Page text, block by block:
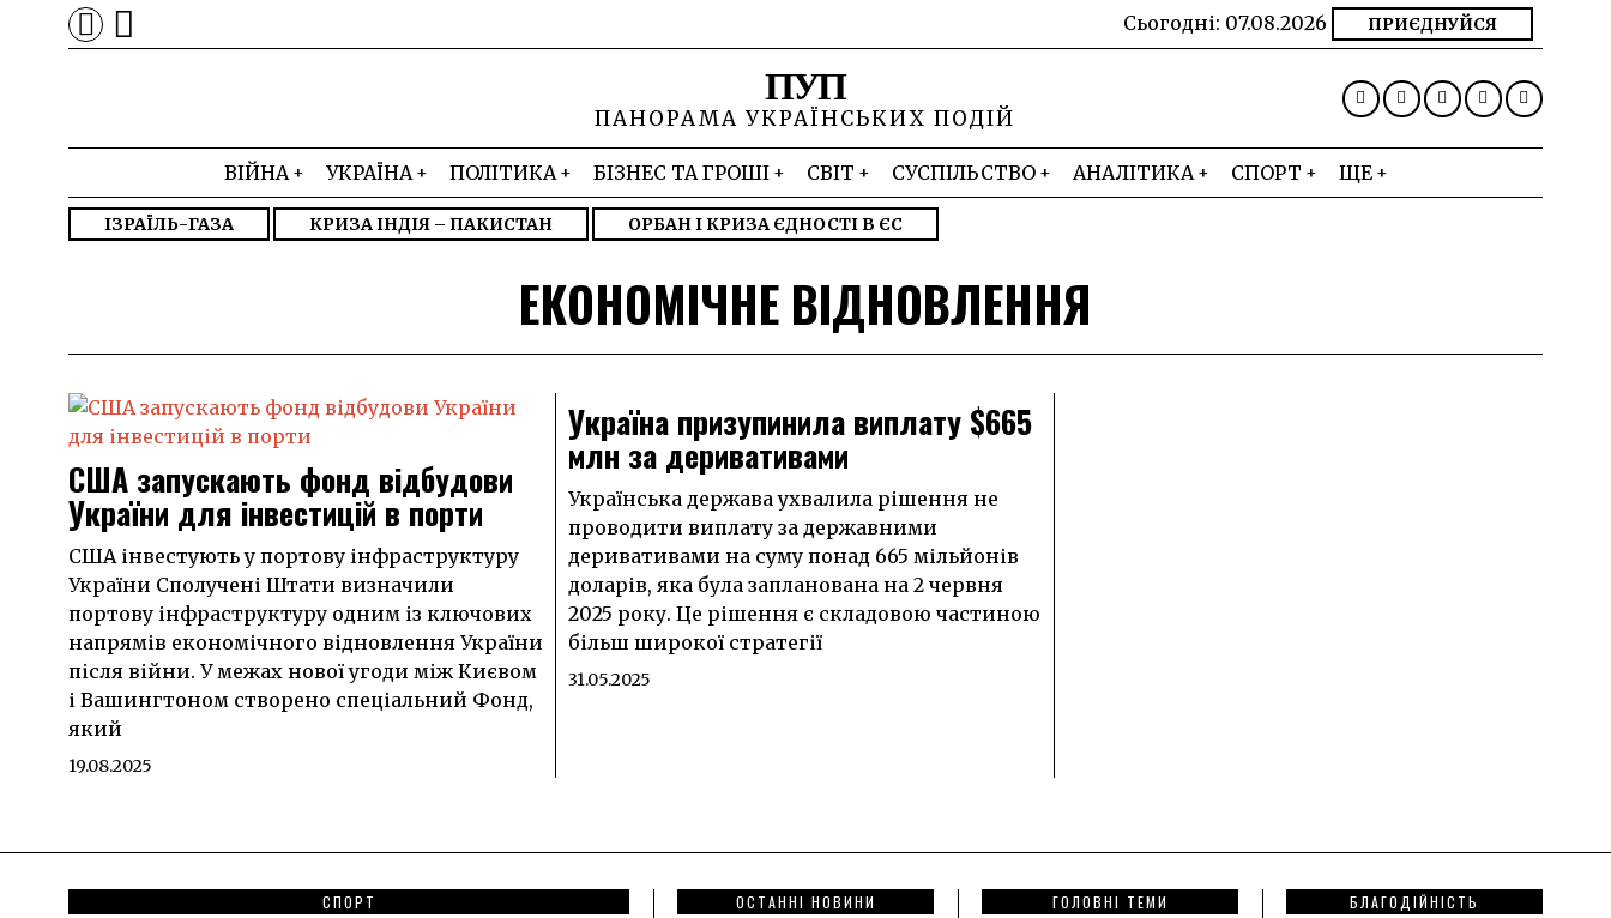
Сьогодні: 07.08.2026 ПРИЄДНУЙСЯ
ПУП
ПАНОРАМА УКРАЇНСЬКИХ ПОДІЙ
ВІЙНА УКРАЇНА ПОЛІТИКА БІЗНЕС ТА ГРОШІ СВІТ СУСПІЛЬСТВО АНАЛІТИКА СПОРТ ЩЕ
ІЗРАЇЛЬ-ГАЗА КРИЗА ІНДІЯ – ПАКИСТАН ОРБАН І КРИЗА ЄДНОСТІ В ЄС
ЕКОНОМІЧНЕ ВІДНОВЛЕННЯ
США запускають фонд відбудови
України для інвестицій в порти
США інвестують у портову інфраструктуру
України Сполучені Штати визначили
портову інфраструктуру одним із ключових
напрямів економічного відновлення України
після війни. У межах нової угоди між Києвом
і Вашингтоном створено спеціальний Фонд,
який
19.08.2025
Україна призупинила виплату $665
млн за деривативами
Українська держава ухвалила рішення не
проводити виплату за державними
деривативами на суму понад 665 мільйонів
доларів, яка була запланована на 2 червня
2025 року. Це рішення є складовою частиною
більш широкої стратегії
31.05.2025
СПОРТ ОСТАННІ НОВИНИ ГОЛОВНІ ТЕМИ БЛАГОДІЙНІСТЬ